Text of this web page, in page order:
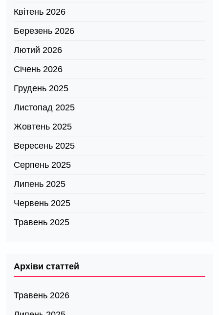
Квітень 2026
Березень 2026
Лютий 2026
Січень 2026
Грудень 2025
Листопад 2025
Жовтень 2025
Вересень 2025
Серпень 2025
Липень 2025
Червень 2025
Травень 2025
Архіви статтей
Травень 2026